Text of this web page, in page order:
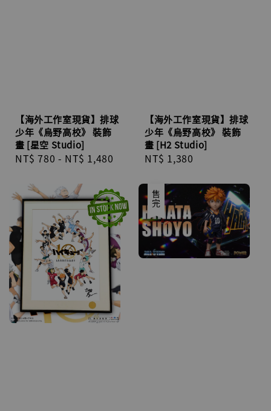
【海外工作室現貨】排球
少年《烏野高校》 裝飾
畫 [星空 Studio]
Regular
NT$ 780 - NT$ 1,480
【海外工作室現貨】排球
少年《烏野高校》 裝飾
畫 [H2 Studio]
Regular
NT$ 1,380
售完